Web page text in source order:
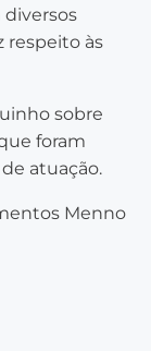
respeito às
sobre
foram
atuação.
Menno